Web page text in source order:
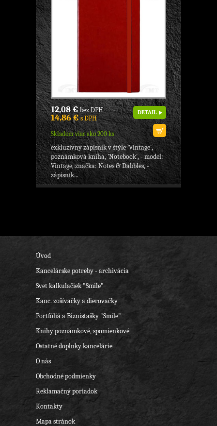
12,08 €bez DPH
14,86 €s DPH
Skladom viac ako 200 ks
DETAIL
exkluzívny zápisník v štýle 'Vintage',
poznámková kniha, 'Notebook', - model:
Vintage, značka: Notes & Dabbles, -
zápisník...
Úvod
Kancelárske potreby - archivácia
Svet kalkulačiek "Smile"
Kanc. zošívačky a dierovačky
Portfóliá a Biznistašky "Smile"
Knihy poznámkové, spomienkové
Ostatné doplnky kancelárie
O nás
Obchodné podmienky
Reklamačný poriadok
Kontakty
Mapa stránok